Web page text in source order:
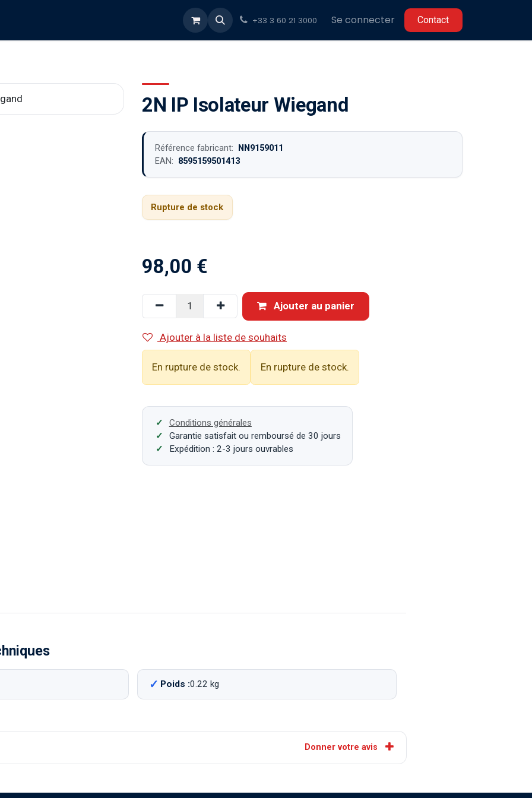
+33 3 60 21 3000 Se connecter C​​ontact
2N IP Isolateur Wiegand
Référence fabricant:
NN9159011
EAN: 8595159501413
Rupture de stock
98,00 €
Ajouter au panier
Ajouter à la liste de souhaits
En rupture de stock. En rupture de stock.
Conditions générales
Garantie satisfait ou remboursé de 30 jours
Expédition : 2-3 jours ouvrables
Poids :0.22 kg
Donner votre avis